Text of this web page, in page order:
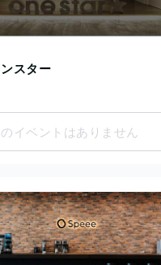
スター
イベントはありません